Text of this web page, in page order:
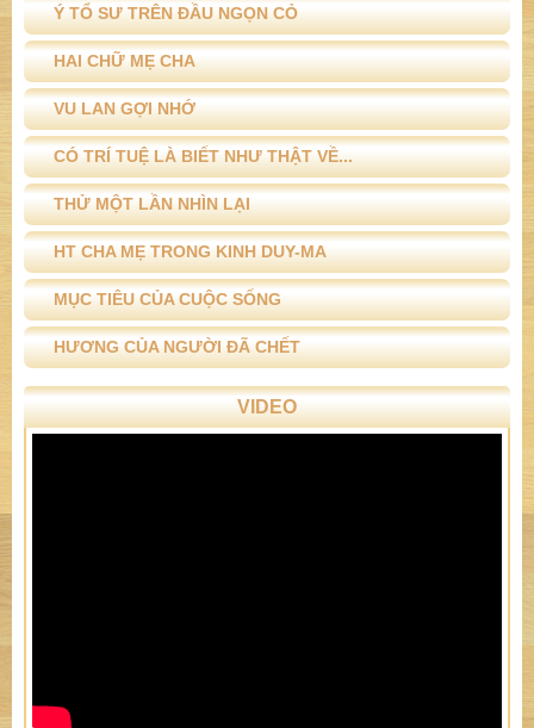
Ý TỔ SƯ TRÊN ĐẦU NGỌN CỎ
HAI CHỮ MẸ CHA
VU LAN GỢI NHỚ
CÓ TRÍ TUỆ LÀ BIẾT NHƯ THẬT VỀ...
THỬ MỘT LẦN NHÌN LẠI
HT CHA MẸ TRONG KINH DUY-MA
MỤC TIÊU CỦA CUỘC SỐNG
HƯƠNG CỦA NGƯỜI ĐÃ CHẾT
VIDEO